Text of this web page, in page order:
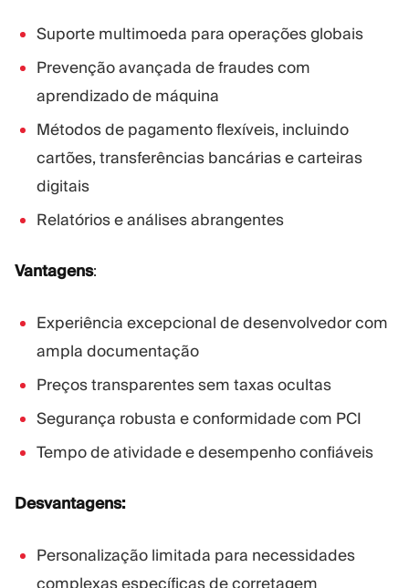
Suporte multimoeda para operações globais
Prevenção avançada de fraudes com
aprendizado de máquina
Métodos de pagamento flexíveis, incluindo
cartões, transferências bancárias e carteiras
digitais
Relatórios e análises abrangentes
Vantagens:
Experiência excepcional de desenvolvedor com
ampla documentação
Preços transparentes sem taxas ocultas
Segurança robusta e conformidade com PCI
Tempo de atividade e desempenho confiáveis
Desvantagens:
Personalização limitada para necessidades
complexas específicas de corretagem